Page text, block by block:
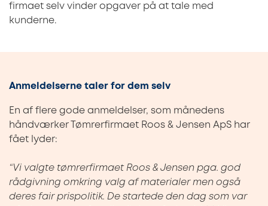
firmaet selv vinder opgaver på at tale med
kunderne.
Anmeldelserne taler for dem selv
En af flere gode anmeldelser, som månedens
håndværker Tømrerfirmaet Roos & Jensen ApS har
fået lyder:
“Vi valgte tømrerfirmaet Roos & Jensen pga. god
rådgivning omkring valg af materialer men også
deres fair prispolitik. De startede den dag som var